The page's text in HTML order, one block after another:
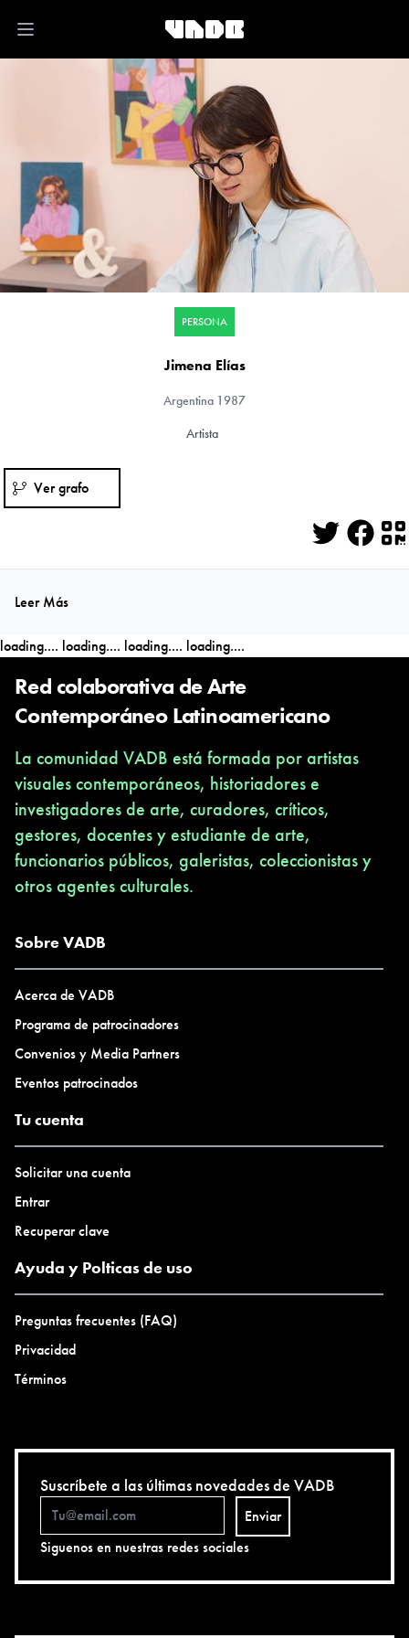
Open main menu
PERSONA
Jimena Elías
Argentina 1987
Artista
Ver grafo
Twitter
Leer Más
loading.... loading.... loading.... loading....
Red colaborativa de Arte
Contemporáneo Latinoamericano
La comunidad VADB está formada por artistas
visuales contemporáneos, historiadores e
investigadores de arte, curadores, críticos,
gestores, docentes y estudiante de arte,
funcionarios públicos, galeristas, coleccionistas y
otros agentes culturales.
Sobre VADB
Acerca de VADB
Programa de patrocinadores
Convenios y Media Partners
Eventos patrocinados
Tu cuenta
Solicitar una cuenta
Entrar
Recuperar clave
Ayuda y Polticas de uso
Preguntas frecuentes (FAQ)
Privacidad
Términos
Suscríbete a las últimas novedades de VADB
Enviar
Siguenos en nuestras redes sociales